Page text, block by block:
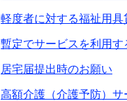
軽度者に対する福祉用
暫定でサービスを利用
居宅届提出時のお願い
高額介護（介護予防）